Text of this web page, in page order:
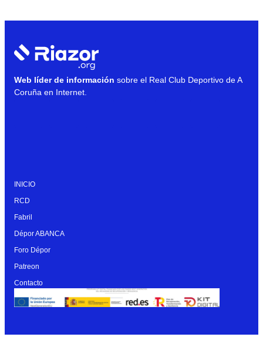
Web líder de información sobre el Real Club Deportivo de A
Coruña en Internet.
INICIO
RCD
Fabril
Dépor ABANCA
Foro Dépor
Patreon
Contacto